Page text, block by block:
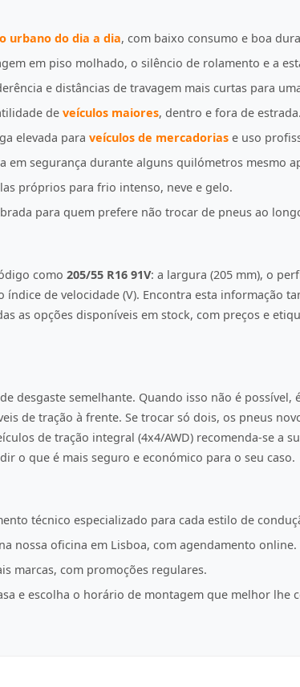
urbano do dia a dia, com baixo consumo e boa
em piso molhado, o silêncio de rolamento e a
e distâncias de travagem mais curtas para
de veículos maiores, dentro e fora de estrada.
elevada para veículos de mercadorias e uso
em segurança durante alguns quilómetros mesmo
próprios para frio intenso, neve e gelo.
para quem prefere não trocar de pneus ao
como 205/55 R16 91V: a largura (205 mm), o
índice de velocidade (V). Encontra esta informação
as opções disponíveis em stock, com preços e
desgaste semelhante. Quando isso não é
de tração à frente. Se trocar só dois, os pneus
de tração integral (4x4/AWD) recomenda-se a
o que é mais seguro e económico para o seu caso.
técnico especializado para cada estilo de
na nossa oficina em Lisboa, com agendamento online.
marcas, com promoções regulares.
e escolha o horário de montagem que melhor lhe